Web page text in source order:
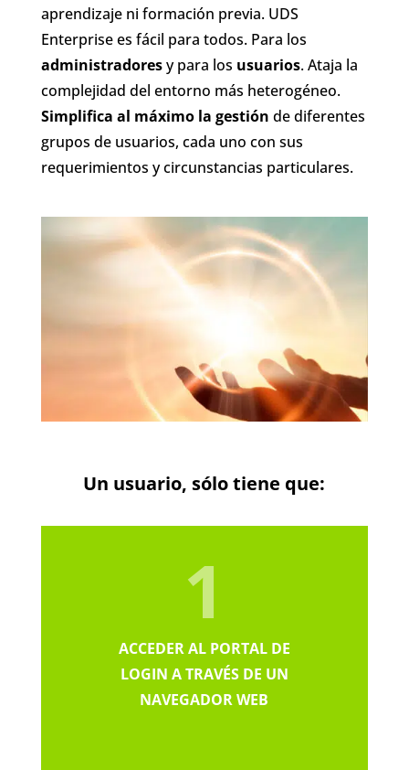
aprendizaje ni formación previa. UDS
Enterprise es fácil para todos. Para los
administradoresy para los usuarios. Ataja la
complejidad del entorno más heterogéneo.
Simplifica al máximo la gestión de diferentes
grupos de usuarios, cada uno con sus
requerimientos y circunstancias particulares.
Un usuario, sólo tiene que:
1
ACCEDER AL PORTAL DE
LOGIN A TRAVÉS DE UN
NAVEGADOR WEB